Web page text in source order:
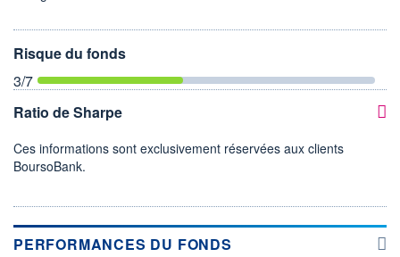
Risque du fonds
3/7
Ratio de Sharpe
Ces informations sont exclusivement réservées aux clients
BoursoBank.
PERFORMANCES DU FONDS